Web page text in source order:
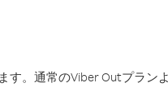
。通常のViber Outプラン